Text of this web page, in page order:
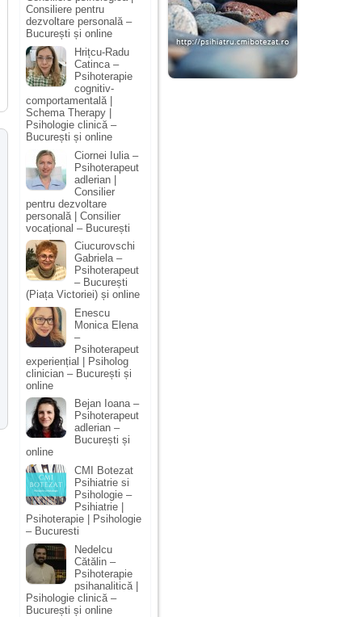
Consiliere pentru
dezvoltare personală –
București și online
Hrițcu-Radu
Catinca –
Psihoterapie
cognitiv-
comportamentală |
Schema Therapy |
Psihologie clinică –
București și online
Ciornei Iulia –
Psihoterapeut
adlerian |
Consilier
pentru dezvoltare
personală | Consilier
vocațional – București
Ciucurovschi
Gabriela –
Psihoterapeut
– București
(Piața Victoriei) și online
Enescu
Monica Elena
–
Psihoterapeut
experiențial | Psiholog
clinician – București și
online
Bejan Ioana –
Psihoterapeut
adlerian –
București și
online
CMI Botezat
Psihiatrie si
Psihologie –
Psihiatrie |
Psihoterapie | Psihologie
– Bucuresti
Nedelcu
Cătălin –
Psihoterapie
psihanalitică |
Psihologie clinică –
București și online